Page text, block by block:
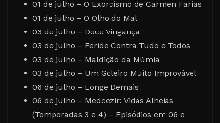
01 de julho – O Exorcismo de Carmen Farías
01 de julho – O Olho do Mal
03 de julho – Doce Vingança
03 de julho – Feride Contra Tudo e Todos
03 de julho – Maldição da Múmia
03 de julho – Um Goleiro Muito Improvável
06 de julho – Longe Demais
06 de julho – Medcezir: Vidas Alheias
(Temporadas 3 e 4) – Episódios em 06 e